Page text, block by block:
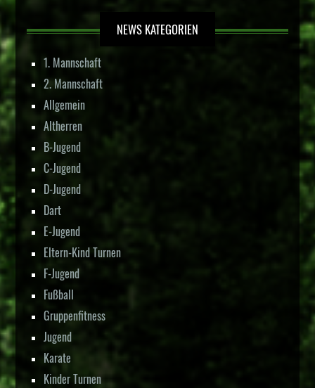
NEWS KATEGORIEN
1. Mannschaft
2. Mannschaft
Allgemein
Altherren
B-Jugend
C-Jugend
D-Jugend
Dart
E-Jugend
Eltern-Kind Turnen
F-Jugend
Fußball
Gruppenfitness
Jugend
Karate
Kinder Turnen